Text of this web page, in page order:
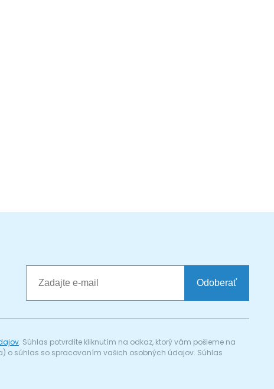
Odoberať
. Súhlas potvrdíte kliknutím na odkaz, ktorý vám pošleme na
o súhlas so spracovaním vašich osobných údajov. Súhlas